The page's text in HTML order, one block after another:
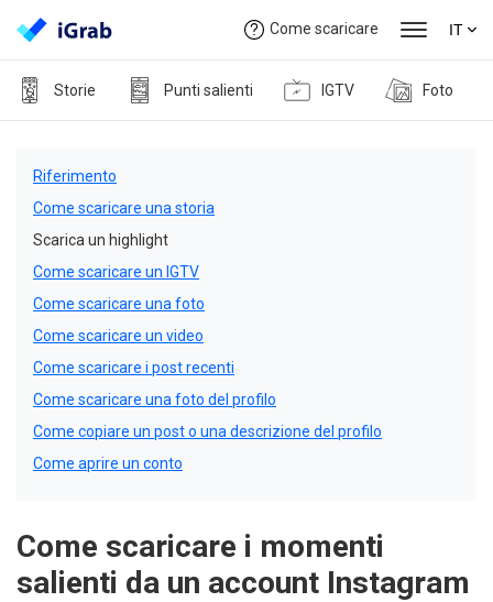
Come scaricare IT
Storie Punti salienti IGTV Foto
Riferimento
Come scaricare una storia
Scarica un highlight
Come scaricare un IGTV
Come scaricare una foto
Come scaricare un video
Come scaricare i post recenti
Come scaricare una foto del profilo
Come copiare un post o una descrizione del profilo
Come aprire un conto
Come scaricare i momenti
salienti da un account Instagram